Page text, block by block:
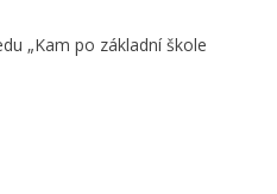
„Kam po základní škole